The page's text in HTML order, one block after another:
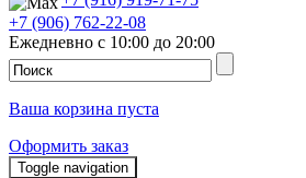
+7 (906) 762-22-08
Ежедневно с 10:00 до 20:00
Ваша корзина пуста
Оформить заказ
Toggle navigation